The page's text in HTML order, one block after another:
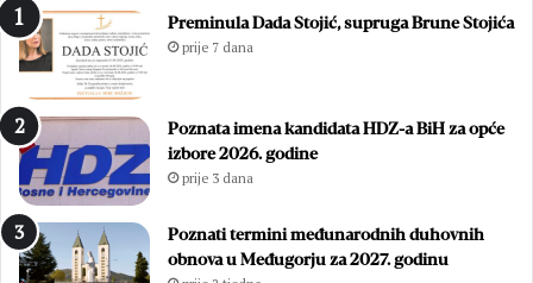
Preminula Dada Stojić, supruga Brune Stojića
prije 7 dana
Poznata imena kandidata HDZ-a BiH za opće
izbore 2026. godine
prije 3 dana
Poznati termini međunarodnih duhovnih
obnova u Međugorju za 2027. godinu